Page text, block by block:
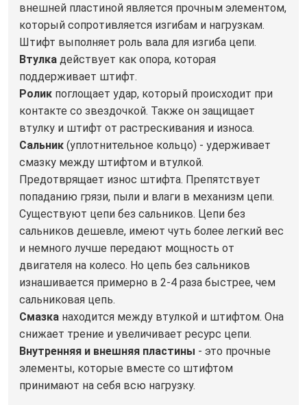
внешней пластиной является прочным элементом,
который сопротивляется изгибам и нагрузкам.
Штифт выполняет роль вала для изгиба цепи.
Втулка действует как опора, которая
поддерживает штифт.
Ролик поглощает удар, который происходит при
контакте со звездочкой. Также он защищает
втулку и штифт от растрескивания и износа.
Сальник (уплотнительное кольцо) - удерживает
смазку между штифтом и втулкой.
Предотврящает износ штифта. Препятствует
попаданию грязи, пыли и влаги в механизм цепи.
Существуют цепи без сальников. Цепи без
сальников дешевле, имеют чуть более легкий вес
и немного лучше передают мощность от
двигателя на колесо. Но цепь без сальников
изнашивается примерно в 2-4 раза быстрее, чем
сальниковая цепь.
Смазка находится между втулкой и штифтом. Она
снижает трение и увеличивает ресурс цепи.
Внутренняя и внешняя пластины - это прочные
элементы, которые вместе со штифтом
принимают на себя всю нагрузку.